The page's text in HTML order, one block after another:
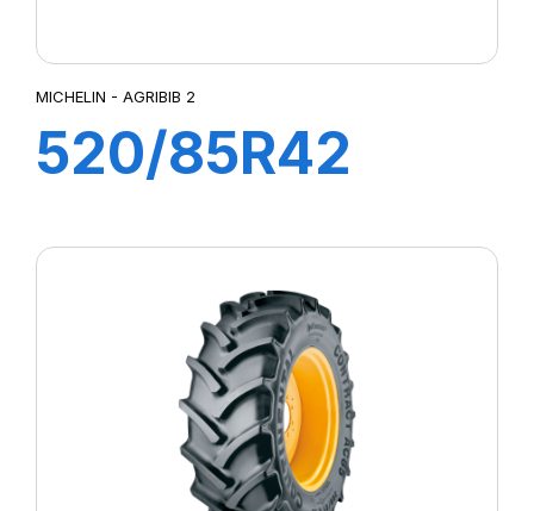
MICHELIN - AGRIBIB 2
520/85R42
AGRIBIB 2